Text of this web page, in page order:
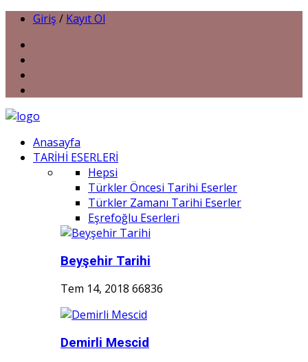
Giriş / Kayıt Ol
Anasayfa
TARİHİ ESERLERİ
Hepsi
Türkler Öncesi Tarihi Eserler
Türkler Zamanı Tarihi Eserler
Eşrefoğlu Eserleri
Beyşehir Tarihi
Tem 14, 2018 66836
Demirli Mescid